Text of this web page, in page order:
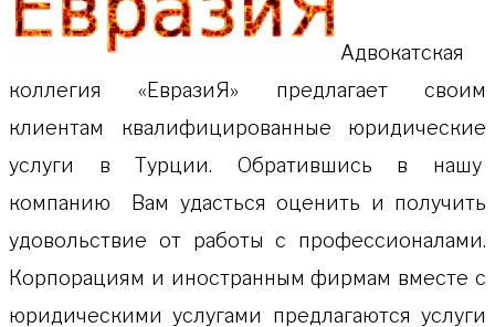
Адвокатская
коллeгия «ЕвразиЯ» предлагает своим
клиентам квалифицированные юридические
услуги в Турции. Обратившись в нашу
компанию Вам удасться оценить и получить
удовольствие от работы с профессионалами.
Корпорациям и иностранным фирмам вместе с
юридическими услугами предлагаются услуги